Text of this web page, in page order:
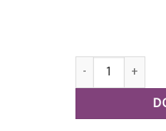
Sprejer 2,00 L